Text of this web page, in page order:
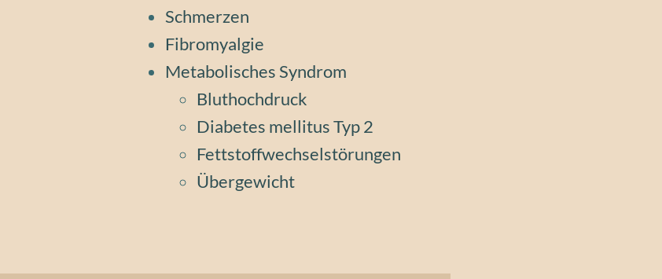
Schmerzen
Fibromyalgie
Metabolisches Syndrom
Bluthochdruck
Diabetes mellitus Typ 2
Fettstoffwechselstörungen
Übergewicht